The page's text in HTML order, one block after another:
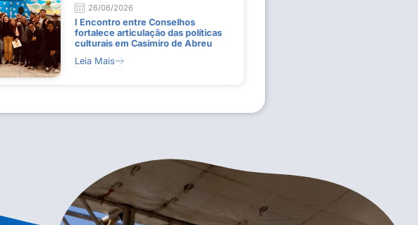
26/06/2026
I Encontro entre Conselhos
fortalece articulação das políticas
culturais em Casimiro de Abreu
Leia Mais